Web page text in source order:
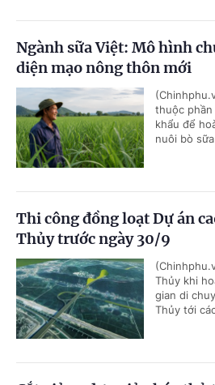
Ngành sữa Việt: Mô hình
diện mạo nông thôn mới
thuộc
khẩu để
nuôi bò
Thi công đồng loạt Dự án
Thủy trước ngày 30/9
Thủy khi
gian di
Thủy tới